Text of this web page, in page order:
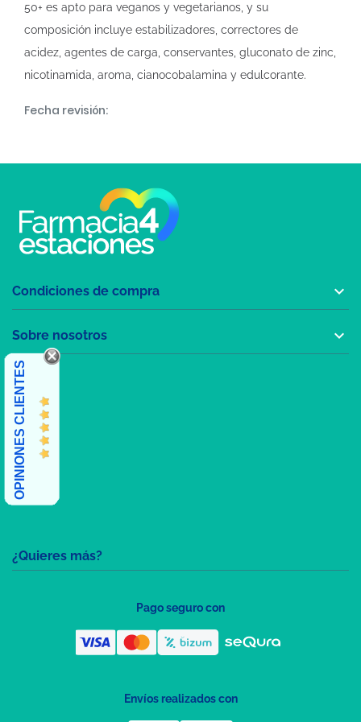
50+ es apto para veganos y vegetarianos, y su
composición incluye estabilizadores, correctores de
acidez, agentes de carga, conservantes, gluconato de zinc,
nicotinamida, aroma, cianocobalamina y edulcorante.
Fecha revisión:
¿Quieres más?
Condiciones de compra 
Sobre nosotros 
OPINIONES CLIENTES
Pago seguro con
Envíos realizados con